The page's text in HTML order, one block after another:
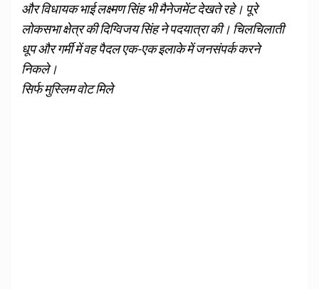
और विधायक भाई लक्ष्मण सिंह भी मैनेजमेंट देखते रहे। पूरे
लोकसभा क्षेत्र की दिग्विजय सिंह ने पदयात्रा की। चिलचिलाती
धूप और गर्मी में वह पैदल एक-एक इलाके में जनसंपर्क करने
निकले।
सिर्फ मुस्लिम वोट मिले